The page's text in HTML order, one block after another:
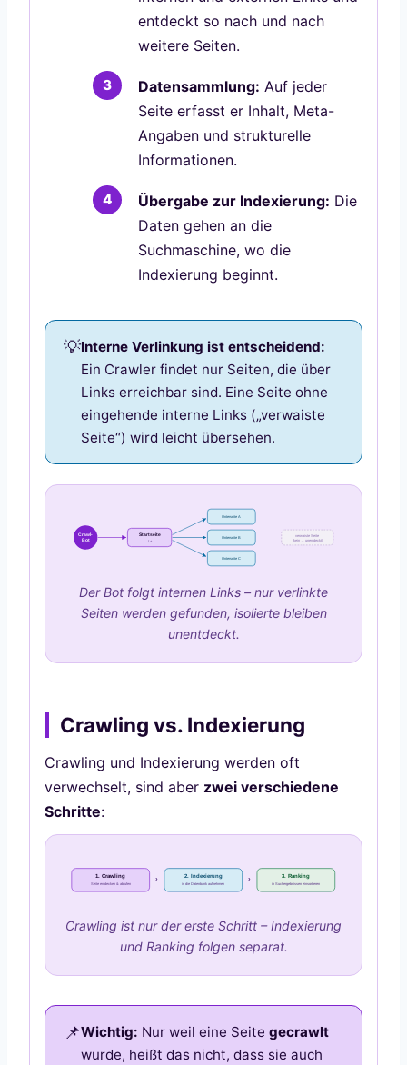
entdeckt so nach und nach
weitere Seiten.
Datensammlung: Auf jeder
Seite erfasst er Inhalt, Meta-
Angaben und strukturelle
Informationen.
Übergabe zur Indexierung: Die
Daten gehen an die
Suchmaschine, wo die
Indexierung beginnt.
Interne Verlinkung ist entscheidend:
Ein Crawler findet nur Seiten, die über
Links erreichbar sind. Eine Seite ohne
eingehende interne Links („verwaiste
Seite“) wird leicht übersehen.
Crawl-
Bot
Startseite
/ +
Unterseite A
Unterseite B
Unterseite C
verwaiste Seite
(kein → unentdeckt)
Der Bot folgt internen Links – nur verlinkte
Seiten werden gefunden, isolierte bleiben
unentdeckt.
Crawling vs. Indexierung
Crawling und Indexierung werden oft
verwechselt, sind aber zwei verschiedene
Schritte:
1. Crawling
Seite entdecken & abrufen
2. Indexierung
in die Datenbank aufnehmen
3. Ranking
in Suchergebnissen einsortieren
› ›
Crawling ist nur der erste Schritt – Indexierung
und Ranking folgen separat.
Wichtig: Nur weil eine Seite gecrawlt
wurde, heißt das nicht, dass sie auch